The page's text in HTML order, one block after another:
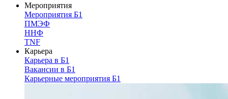
Мероприятия
Мероприятия Б1
ПМЭФ
ННФ
TNF
Карьера
Карьера в Б1
Вакансии в Б1
Карьерные мероприятия Б1